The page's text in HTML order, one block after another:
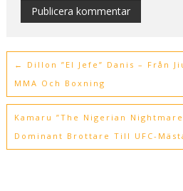
←
Dillon ”El Jefe” Danis – Från
MMA Och Boxning
Kamaru ”The Nigerian
Dominant Brottare Till UFC-